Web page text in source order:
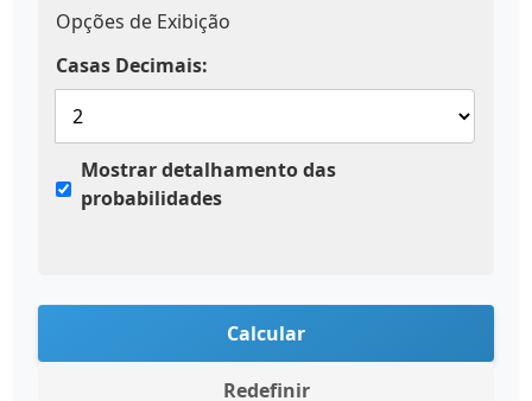
Opções de Exibição
Casas Decimais:
Mostrar detalhamento das
probabilidades
Calcular
Redefinir